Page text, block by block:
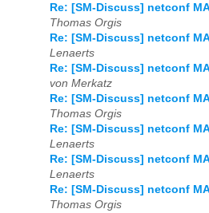
Re: [SM-Discuss] netconf
Thomas Orgis
Re: [SM-Discuss] netconf
Lenaerts
Re: [SM-Discuss] netconf
von Merkatz
Re: [SM-Discuss] netconf
Thomas Orgis
Re: [SM-Discuss] netconf
Lenaerts
Re: [SM-Discuss] netconf
Lenaerts
Re: [SM-Discuss] netconf
Thomas Orgis